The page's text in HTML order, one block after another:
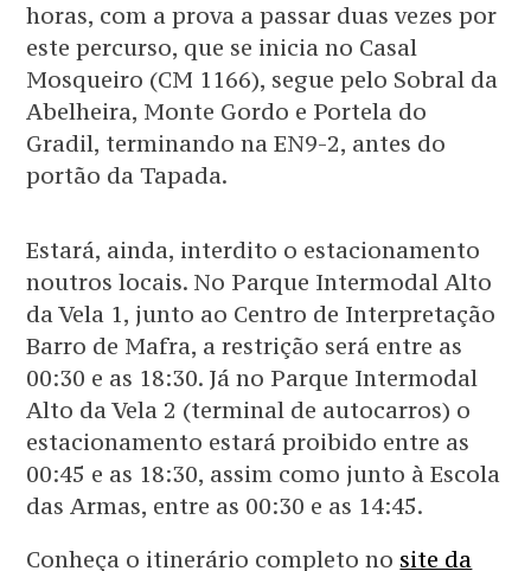
horas, com a prova a passar duas vezes por
este percurso, que se inicia no Casal
Mosqueiro (CM 1166), segue pelo Sobral da
Abelheira, Monte Gordo e Portela do
Gradil, terminando na EN9-2, antes do
portão da Tapada.
Estará, ainda, interdito o estacionamento
noutros locais. No Parque Intermodal Alto
da Vela 1, junto ao Centro de Interpretação
Barro de Mafra, a restrição será entre as
00:30 e as 18:30. Já no Parque Intermodal
Alto da Vela 2 (terminal de autocarros) o
estacionamento estará proibido entre as
00:45 e as 18:30, assim como junto à Escola
das Armas, entre as 00:30 e as 14:45.
Conheça o itinerário completo no site da